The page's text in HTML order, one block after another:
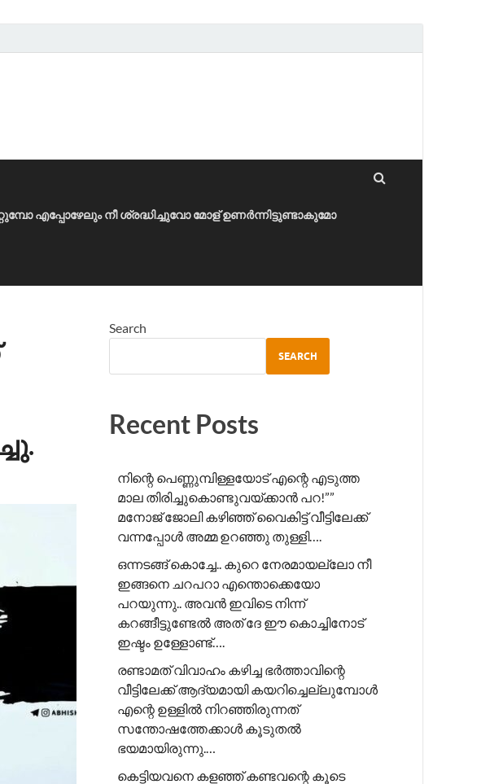
എപ്പോഴേലും നീ ശ്രദ്ധിച്ചുവോ മോള് ഉണർന്നിട്ടുണ്ടാകുമോ
Search
SEARCH
Recent Posts
നിന്റെ പെണ്ണുമ്പിള്ളയോട് എന്റെ എടുത്ത
മാല തിരിച്ചുകൊണ്ടുവയ്ക്കാൻ പറ!”” ​
മനോജ് ജോലി കഴിഞ്ഞ് വൈകിട്ട് വീട്ടിലേക്ക്
വന്നപ്പോൾ അമ്മ ഉറഞ്ഞു തുള്ളി….
ഒന്നടങ്ങ് കൊച്ചേ.. കുറെ നേരമായല്ലോ നീ
ഇങ്ങനെ ചറപറാ എന്തൊക്കെയോ
പറയുന്നു.. അവൻ ഇവിടെ നിന്ന്
കറങ്ങീട്ടുണ്ടേൽ അത് ദേ ഈ കൊച്ചിനോട്
ഇഷ്ടം ഉള്ളോണ്ട്….
രണ്ടാമത് വിവാഹം കഴിച്ച ഭർത്താവിന്റെ
വീട്ടിലേക്ക് ആദ്യമായി കയറിച്ചെല്ലുമ്പോൾ
എന്റെ ഉള്ളിൽ നിറഞ്ഞിരുന്നത്
സന്തോഷത്തേക്കാൾ കൂടുതൽ
ഭയമായിരുന്നു.…
കെട്ടിയവനെ കളഞ്ഞ് കണ്ടവന്റെ കൂടെ